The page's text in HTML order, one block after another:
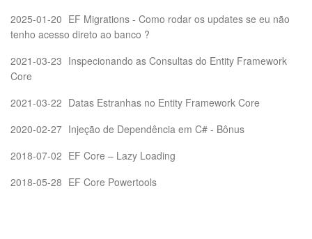
2025-01-20 EF Migrations - Como rodar os updates se eu não
tenho acesso direto ao banco ?
2021-03-23 Inspecionando as Consultas do Entity Framework
Core
2021-03-22 Datas Estranhas no Entity Framework Core
2020-02-27 Injeção de Dependência em C# - Bônus
2018-07-02 EF Core – Lazy Loading
2018-05-28 EF Core Powertools